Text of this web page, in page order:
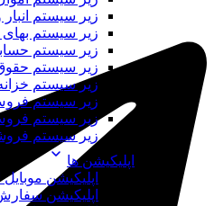
زیر سیستم انبار
زیر سیستم بهای
زیر سیستم
زیر سیستم
زیر سیستم
زیر سیستم فروش
زیر سیستم
زیر سیستم
اپلیکیشن ها
اپلیکیشن موبایل
اپلیکیشن سفارش